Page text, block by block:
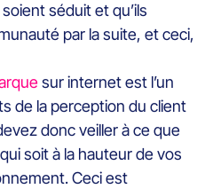
séduit et qu’ils
par la suite, et ceci,
sur internet est l’un
de la perception du client
donc veiller à ce que
soit à la hauteur de vos
Ceci est